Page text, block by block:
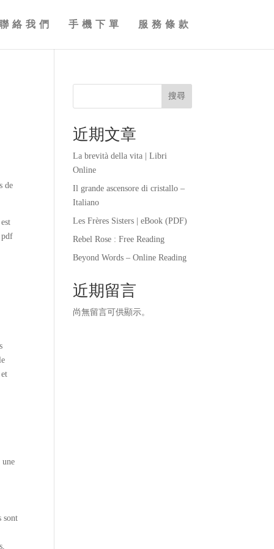
絡我們 手機下單 服務條款
de
pdf
une
sont
搜尋
近期文章
La brevità della vita | Libri
Online
Il grande ascensore di cristallo –
Italiano
Les Frères Sisters | eBook (PDF)
Rebel Rose : Free Reading
Beyond Words – Online Reading
近期留言
尚無留言可供顯示。